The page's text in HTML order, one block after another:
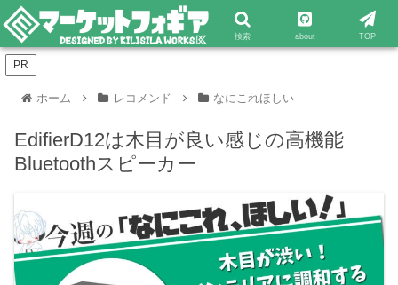
PR
ホーム レコメンド なにこれほしい
EdifierD12は木目が良い感じの高機能
Bluetoothスピーカー
検索 about TOP